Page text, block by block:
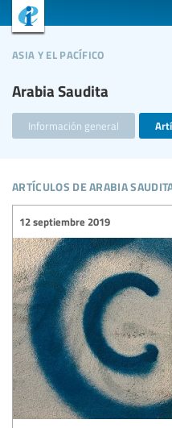
Arabia Saudita
asia y el pacífico
Información general
artículos de arabia
12 septiembre 2019